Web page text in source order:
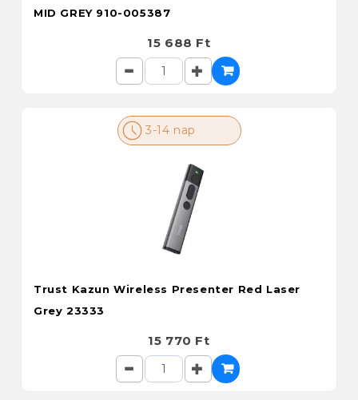
MID GREY 910-005387
15 688 Ft
3-14 nap
Trust Kazun Wireless Presenter Red Laser
Grey 23333
15 770 Ft